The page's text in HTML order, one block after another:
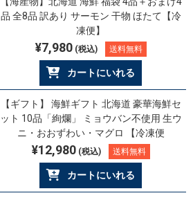
品 全8品 訳あり サーモン 干物 ほたて【冷
凍便】
¥7,980(税込) 送料無料
カートにいれる
【ギフト】 海鮮ギフト 北海道 豪華海鮮セ
ット 10品「絢爛」 ミョウバン不使用 生ウ
ニ・おおずわい・マグロ 【冷凍便
¥12,980(税込) 送料無料
カートにいれる